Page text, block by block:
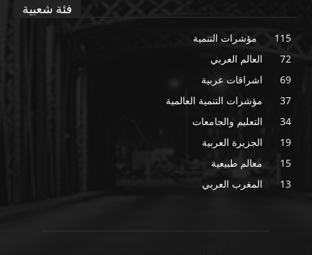
فئة شعبية
مؤشرات التنمية
115
العالم العربي
72
اشراقات عربية
69
مؤشرات التنمية العالمية
37
التعليم والجامعات
34
الجزيرة العربية
19
معالم طبيعية
15
المغرب العربي
13